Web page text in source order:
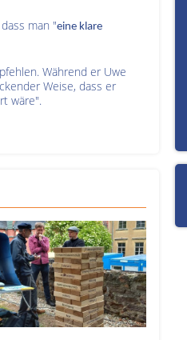
man "eine klare
Während er Uwe
Weise, dass er
wäre".